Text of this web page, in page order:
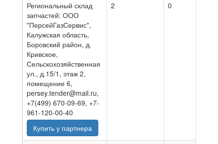
Региональный склад
запчастей: ООО
"ПерсейГазСервис",
Калужская область,
Боровский район, д.
Кривское,
Сельскохозяйственная
ул., д.15/1, этаж 2,
помещение 6,
persey.tender@mail.ru,
+7(499) 670-09-69, +7-
961-120-00-40
Купить у партнера
2 0